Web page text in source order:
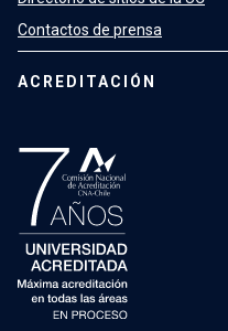
Contactos de prensa
ACREDITACIÓN